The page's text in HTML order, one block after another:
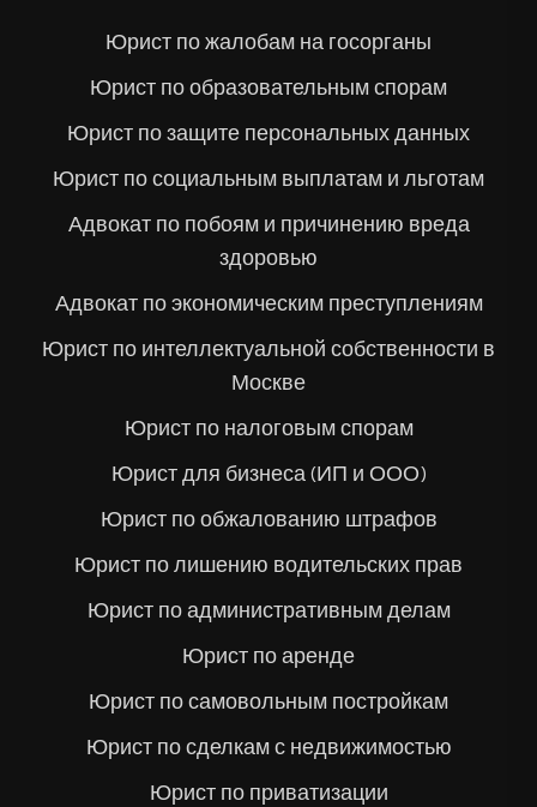
Юрист по жалобам на госорганы
Юрист по образовательным спорам
Юрист по защите персональных данных
Юрист по социальным выплатам и льготам
Адвокат по побоям и причинению вреда
здоровью
Адвокат по экономическим преступлениям
Юрист по интеллектуальной собственности в
Москве
Юрист по налоговым спорам
Юрист для бизнеса (ИП и ООО)
Юрист по обжалованию штрафов
Юрист по лишению водительских прав
Юрист по административным делам
Юрист по аренде
Юрист по самовольным постройкам
Юрист по сделкам с недвижимостью
Юрист по приватизации